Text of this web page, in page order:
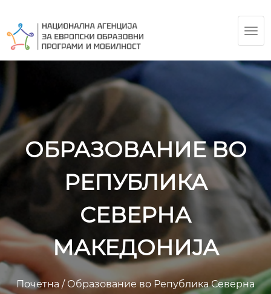
ОБРАЗОВАНИЕ ВО
РЕПУБЛИКА
СЕВЕРНА
МАКЕДОНИЈА
Почетна /Образование во Република Северна